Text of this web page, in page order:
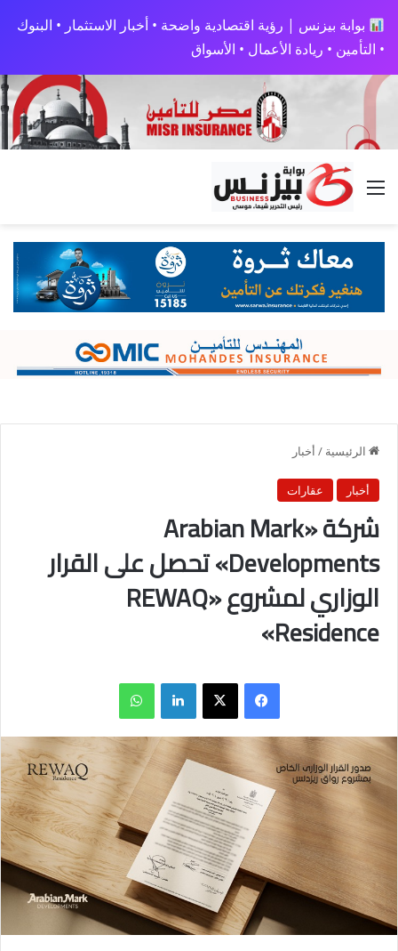
بوابة بيزنس | رؤية اقتصادية واضحة • أخبار الاستثمار • البنوك
• التأمين • ريادة الأعمال • الأسواق
القائمة
الرئيسية / أخبار
أخبار عقارات
شركة «Arabian Mark
Developments» تحصل على القرار
الوزاري لمشروع «REWAQ
Residence»
فيسبوك X لينكدإن